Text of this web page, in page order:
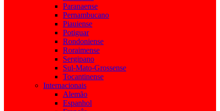
Paranaense
Pernambucano
Piauiense
Potiguar
Rondoniense
Roraimense
Sergipano
Sul-Mato-Grossense
Tocantinense
Internacionais
Alemão
Espanhol